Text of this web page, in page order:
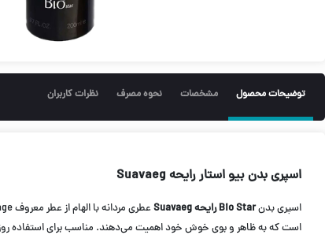
توضیحات محصول مشخصات نحوه مصرف نظرات کاربران
اسپری بدن بیو استار رایحه Suavaeg
اسپری بدنBio Star رایحه Suavaeg
است که به ظاهر و بوی خوش خود اهمیت می‌دهند. مناسب برای استفاده